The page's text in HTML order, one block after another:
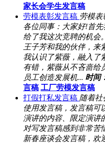
家长会学生发言稿
劳模表彰发言稿 劳模表
各位同事：大家好!首
给了我这次竞聘的机会
王子芳和我的伙伴，来
我认识了紫薇，融入了
有错，紫薇从不吝啬给
员工创造发展机... 时间
言稿 工厂劳模发言稿
打假打私发言稿 随着社
使用发言稿，发言稿可
演讲的内容、限定演讲
对写发言稿感到非常苦
新春座谈会发言稿，欢